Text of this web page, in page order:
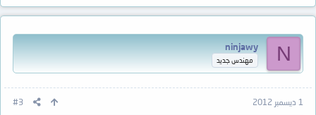
N
ninjawy
مهندس جديد
1 ديسمبر 2012 #3